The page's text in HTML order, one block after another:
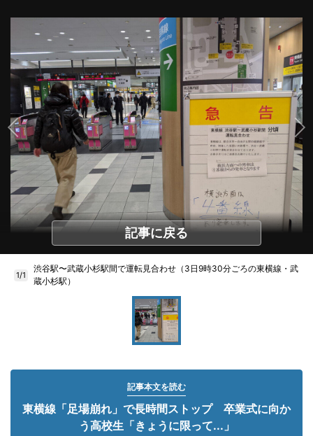
記事に戻る
1/1
渋谷駅〜武蔵小杉駅間で運転見合わせ（3日9時30分ごろの東横線・武
蔵小杉駅）
記事本文を読む
東横線「足場崩れ」で長時間ストップ 卒業式に向か
う高校生「きょうに限って...」